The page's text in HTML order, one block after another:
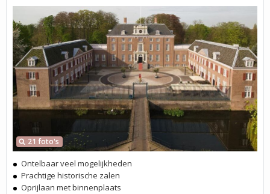
21 foto's
Ontelbaar veel mogelijkheden
Prachtige historische zalen
Oprijlaan met binnenplaats